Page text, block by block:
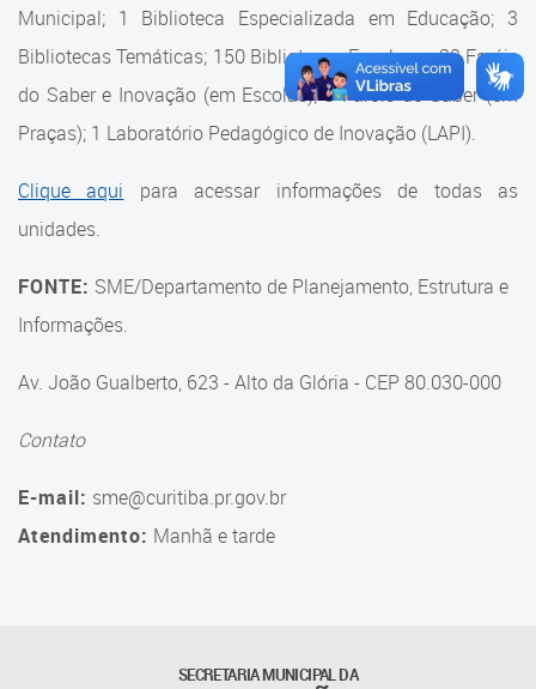
Gestão Contratual de
Serviços
Gerência de Contratos
Gerência de Limpeza e
Suporte aos Contratos
Gerência de Segurança
Gerência de Transporte
Gerência de Transporte para
a Educação Especial - SITES
Tecnologia
Municipal; 1 Biblioteca Especializada em Educação; 3
Bibliotecas Temáticas; 150 Bibliotecas Escolares; 32 Faróis
do Saber e Inovação (em Escolas); 9 Faróis do Saber (em
Praças); 1 Laboratório Pedagógico de Inovação (LAPI).
Clique aqui para acessar informações de todas as
unidades.
FONTE: SME/Departamento de Planejamento, Estrutura e
Informações.
Av. João Gualberto, 623 - Alto da Glória - CEP 80.030-000
Contato
E-mail: sme@curitiba.pr.gov.br
Atendimento: Manhã e tarde
SECRETARIA MUNICIPAL DA